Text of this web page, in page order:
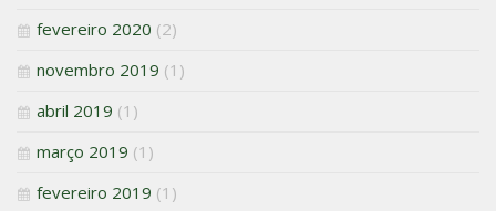
fevereiro 2020 (2)
novembro 2019 (1)
abril 2019 (1)
março 2019 (1)
fevereiro 2019 (1)